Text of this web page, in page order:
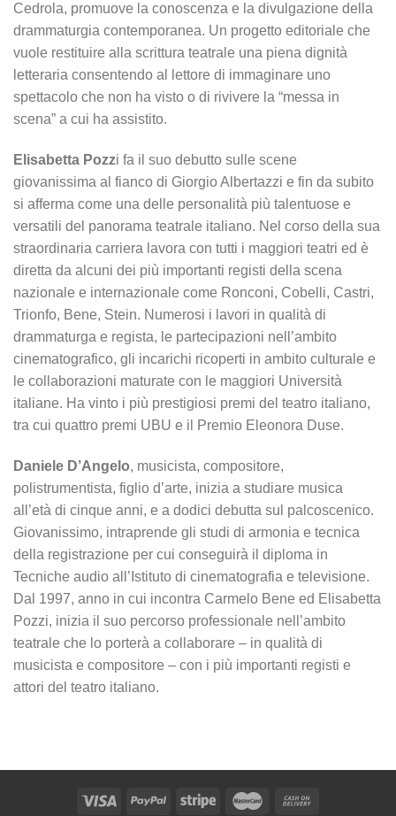
Cedrola, promuove la conoscenza e la divulgazione della
drammaturgia contemporanea. Un progetto editoriale che
vuole restituire alla scrittura teatrale una piena dignità
letteraria consentendo al lettore di immaginare uno
spettacolo che non ha visto o di rivivere la “messa in
scena” a cui ha assistito.
Elisabetta Pozzi fa il suo debutto sulle scene
giovanissima al fianco di Giorgio Albertazzi e fin da subito
si afferma come una delle personalità più talentuose e
versatili del panorama teatrale italiano. Nel corso della sua
straordinaria carriera lavora con tutti i maggiori teatri ed è
diretta da alcuni dei più importanti registi della scena
nazionale e internazionale come Ronconi, Cobelli, Castri,
Trionfo, Bene, Stein. Numerosi i lavori in qualità di
drammaturga e regista, le partecipazioni nell’ambito
cinematografico, gli incarichi ricoperti in ambito culturale e
le collaborazioni maturate con le maggiori Università
italiane. Ha vinto i più prestigiosi premi del teatro italiano,
tra cui quattro premi UBU e il Premio Eleonora Duse.
Daniele D’Angelo, musicista, compositore,
polistrumentista, figlio d’arte, inizia a studiare musica
all’età di cinque anni, e a dodici debutta sul palcoscenico.
Giovanissimo, intraprende gli studi di armonia e tecnica
della registrazione per cui conseguirà il diploma in
Tecniche audio all’Istituto di cinematografia e televisione.
Dal 1997, anno in cui incontra Carmelo Bene ed Elisabetta
Pozzi, inizia il suo percorso professionale nell’ambito
teatrale che lo porterà a collaborare – in qualità di
musicista e compositore – con i più importanti registi e
attori del teatro italiano.